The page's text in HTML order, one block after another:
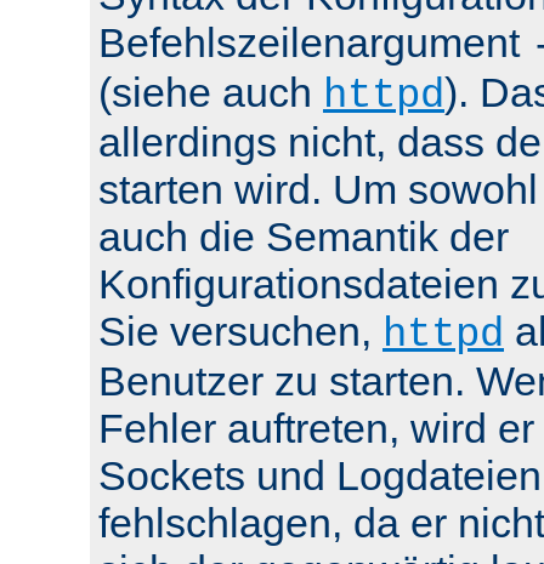
Befehlszeilenargument
(siehe auch httpd).
allerdings nicht, dass
starten wird. Um
auch die Semantik der
Konfigurationsdateien
Sie versuchen, httpd
Benutzer zu starten.
Fehler auftreten, wird
Sockets und
fehlschlagen, da er